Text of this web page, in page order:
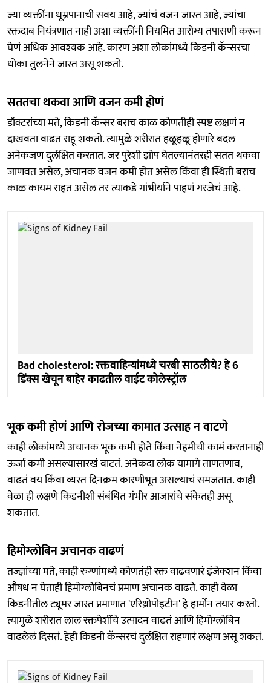
ज्या व्यक्तींना धूम्रपानाची सवय आहे, ज्यांचं वजन जास्त आहे, ज्यांचा
रक्तदाब नियंत्रणात नाही अशा व्यक्तींनी नियमित आरोग्य तपासणी करून
घेणं अधिक आवश्यक आहे. कारण अशा लोकांमध्ये किडनी कॅन्सरचा
धोका तुलनेने जास्त असू शकतो.
सततचा थकवा आणि वजन कमी होणं
डॉक्टरांच्या मते, किडनी कॅन्सर बराच काळ कोणतीही स्पष्ट लक्षणं न
दाखवता वाढत राहू शकतो. त्यामुळे शरीरात हळूहळू होणारे बदल
अनेकजण दुर्लक्षित करतात. जर पुरेशी झोप घेतल्यानंतरही सतत थकवा
जाणवत असेल, अचानक वजन कमी होत असेल किंवा ही स्थिती बराच
काळ कायम राहत असेल तर त्याकडे गांभीर्याने पाहणं गरजेचं आहे.
Bad cholesterol: रक्तवाहिन्यांमध्ये चरबी साठलीये? हे 6
डिंक्स खेचून बाहेर काढतील वाईट कोलेस्ट्रॉल
भूक कमी होणं आणि रोजच्या कामात उत्साह न वाटणे
काही लोकांमध्ये अचानक भूक कमी होते किंवा नेहमीची कामं करतानाही
ऊर्जा कमी असल्यासारखं वाटतं. अनेकदा लोक यामागे ताणतणाव,
वाढतं वय किंवा व्यस्त दिनक्रम कारणीभूत असल्याचं समजतात. काही
वेळा ही लक्षणे किडनीशी संबंधित गंभीर आजारांचे संकेतही असू
शकतात.
हिमोग्लोबिन अचानक वाढणं
तज्ज्ञांच्या मते, काही रुग्णांमध्ये कोणतंही रक्त वाढवणारं इंजेक्शन किंवा
औषध न घेताही हिमोग्लोबिनचं प्रमाण अचानक वाढते. काही वेळा
किडनीतील ट्यूमर जास्त प्रमाणात 'एरिथ्रोपोइटीन' हे हार्मोन तयार करतो.
त्यामुळे शरीरात लाल रक्तपेशींचे उत्पादन वाढतं आणि हिमोग्लोबिन
वाढलेलं दिसतं. हेही किडनी कॅन्सरचं दुर्लक्षित राहणारं लक्षण असू शकतं.